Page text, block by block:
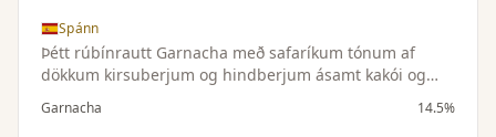
Spánn
Þétt rúbínrautt Garnacha með safaríkum tónum af
dökkum kirsuberjum og hindberjum ásamt kakói og
vanillu. Meðalfyllt til þétt, ávaxtaríkt og bragðmikið.
Garnacha 14.5%